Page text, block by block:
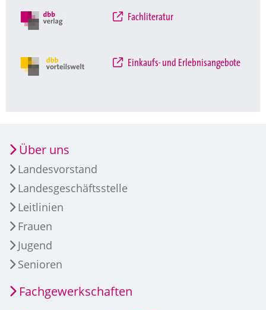
Fachliteratur
Einkaufs- und Erlebnisangebote
Über uns
Landesvorstand
Landesgeschäftsstelle
Leitlinien
Frauen
Jugend
Senioren
Fachgewerkschaften